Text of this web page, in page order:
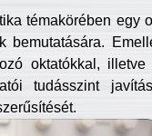
témakörében egy
bemutatására.
oktatókkal,
tudásszint